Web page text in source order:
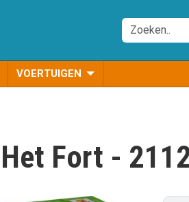
VOERTUIGEN
Fort -